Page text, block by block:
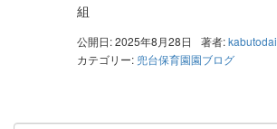
組
公開日: 2025年8月28日 著者:kabutodai
カテゴリー: 兜台保育園園ブログ